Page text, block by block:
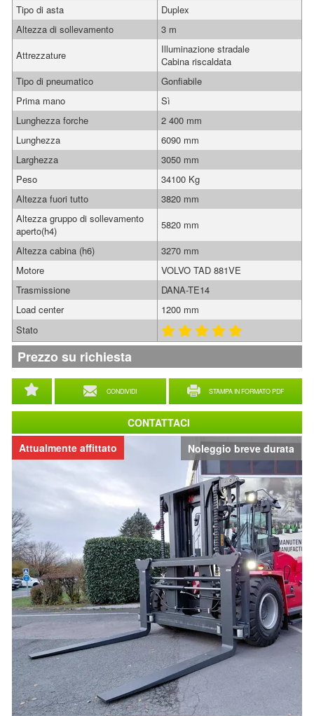
Noleggio breve durata
Attualmente affittato
CONDIVIDI STAMPA IN FORMATO PDF
Tipo di asta
Duplex
Altezza di sollevamento
3 m
Attrezzature
Illuminazione stradale
Cabina riscaldata
Tipo di pneumatico
Gonfiabile
Prima mano
Sì
Lunghezza forche
2 400 mm
Lunghezza
6090 mm
Larghezza
3050 mm
Peso
34100 Kg
Altezza fuori tutto
3820 mm
Altezza gruppo di sollevamento
aperto(h4)
5820 mm
Altezza cabina (h6)
3270 mm
Motore
VOLVO TAD 881VE
Trasmissione
DANA-TE14
Load center
1200 mm
Stato
Prezzo su richiesta
CONTATTACI